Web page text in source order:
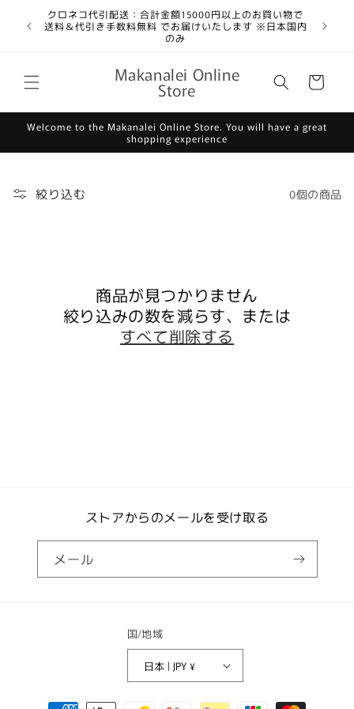
ンツに
進む
クロネコ代引配送：合計金額15000円以上のお買い物で
送料＆代引き手数料無料 でお届けいたします ※日本国内
のみ
Makanalei Online
Store
ー
Welcome to the Makanalei Online Store. You will have a great
shopping experience
絞り込む 0個の商品
商品が見つかりません
絞り込みの数を減らす、または
すべて削除する
ストアからのメールを受け取る
メール
国/地域
日本 | JPY ¥